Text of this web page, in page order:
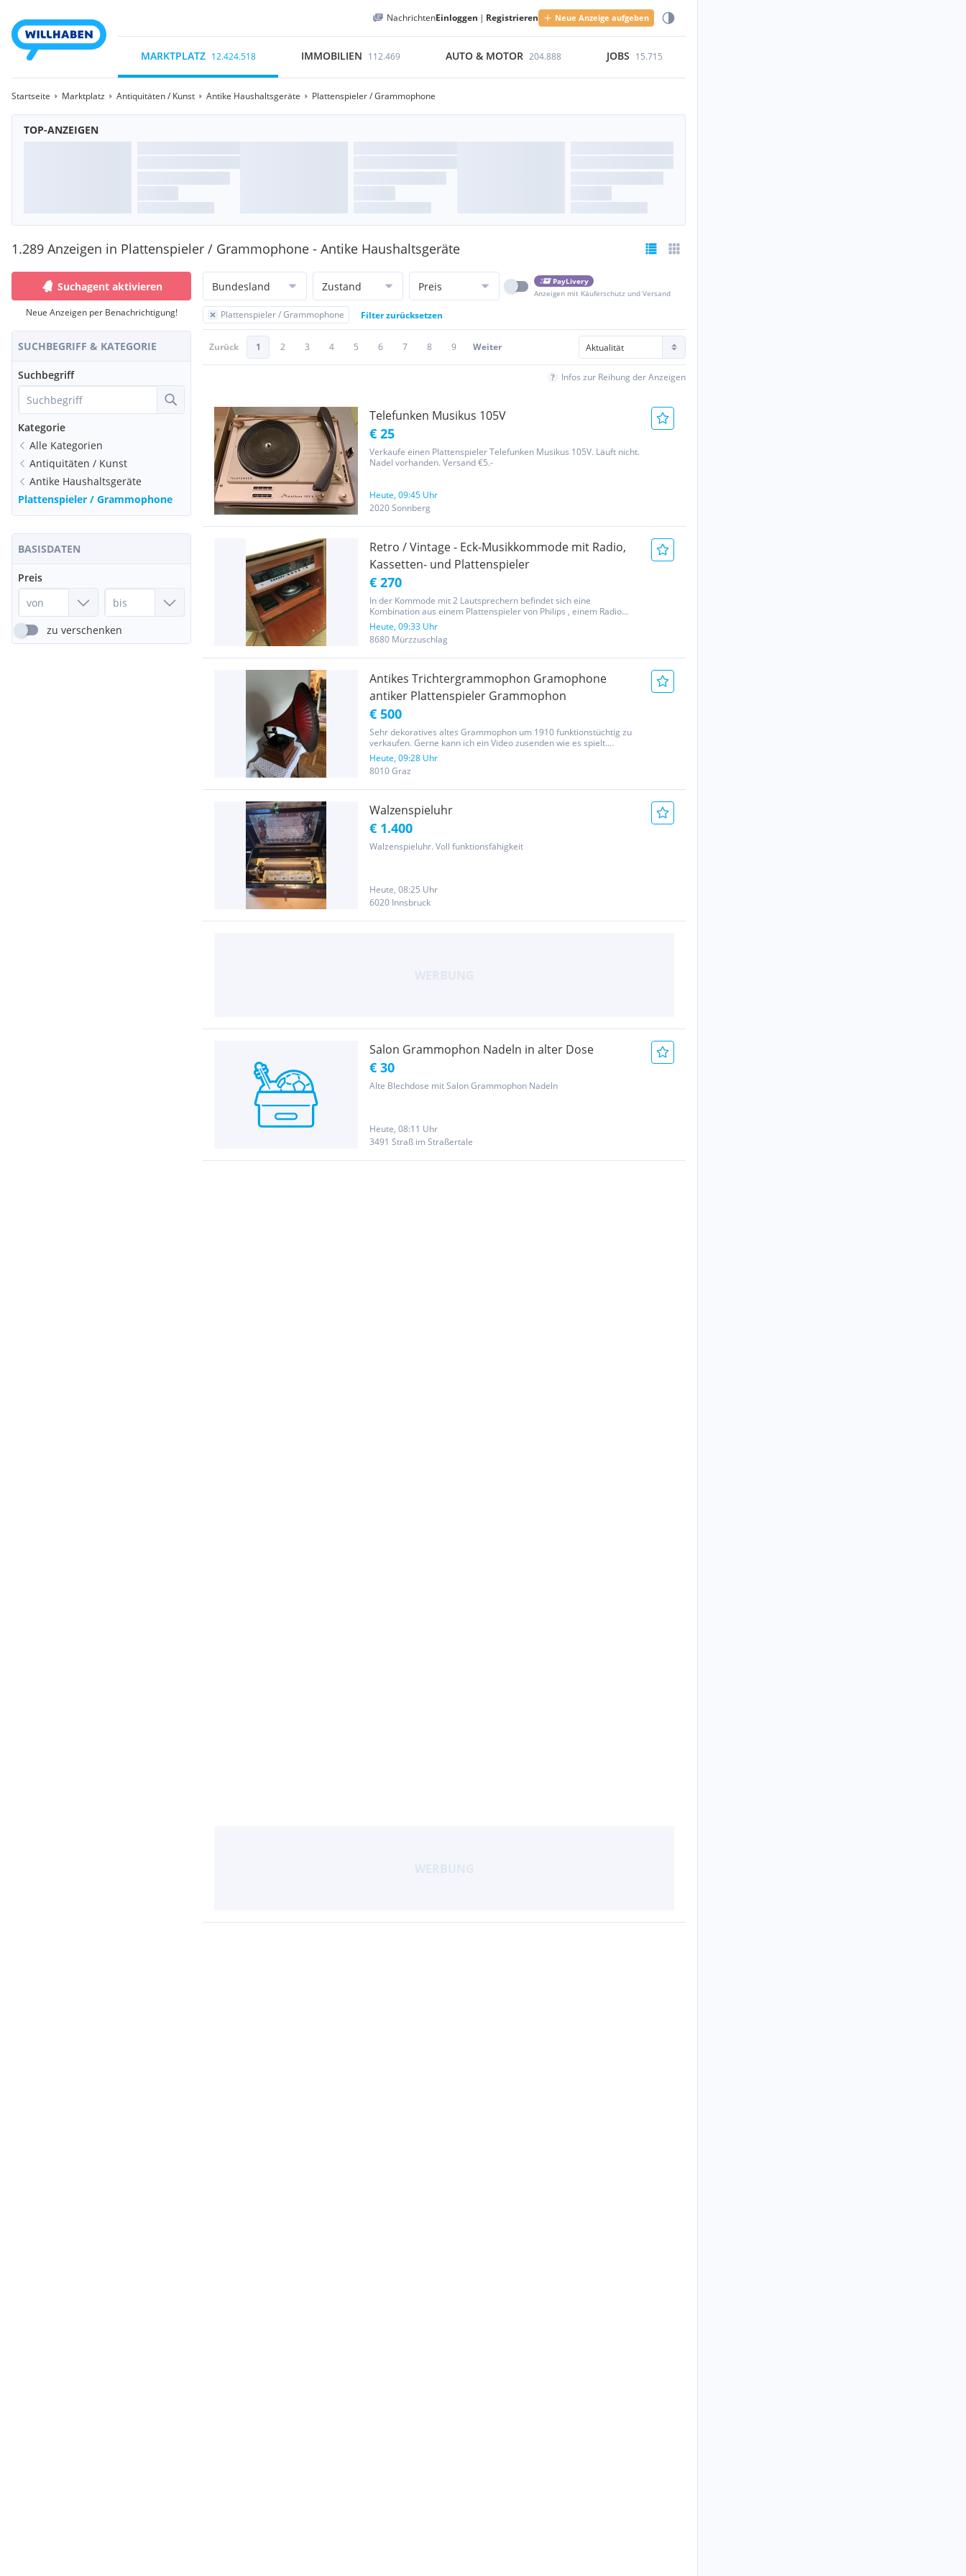
NachrichtenEinloggen | Registrieren Neue Anzeige aufgeben
MARKTPLATZ 12.424.518 IMMOBILIEN 112.469 AUTO & MOTOR 204.888 JOBS 15.715
Startseite Marktplatz Antiquitäten / Kunst Antike Haushaltsgeräte Plattenspieler / Grammophone
TOP-ANZEIGEN
1.289 Anzeigen in Plattenspieler / Grammophone - Antike Haushaltsgeräte
Suchagent aktivieren
Neue Anzeigen per Benachrichtigung!
SUCHBEGRIFF & KATEGORIE
Suchbegriff
Kategorie
Alle Kategorien
Antiquitäten / Kunst
Antike Haushaltsgeräte
Plattenspieler / Grammophone
BASISDATEN
Preis
zu verschenken
Bundesland Zustand Preis
PayLivery
Anzeigen mit Käuferschutz und Versand
Plattenspieler / Grammophone Filter zurücksetzen
Zurück 1 2 3 4 5 6 7 8 9 Weiter
Infos zur Reihung der Anzeigen
Telefunken Musikus 105V
€ 25
Verkaufe einen Plattenspieler Telefunken Musikus 105V. Läuft nicht.
Nadel vorhanden. Versand €5.-
Heute, 09:45 Uhr
2020 Sonnberg
Retro / Vintage - Eck-Musikkommode mit Radio,
Kassetten- und Plattenspieler
€ 270
In der Kommode mit 2 Lautsprechern befindet sich eine
Kombination aus einem Plattenspieler von Philips , einem Radio
Quadrosound 4004 von Schneider und einem Kassettenspieler. Das
Fach (Lade) mit Kassetten- und Plattenspieler ist ausziebar. die
obere...
Heute, 09:33 Uhr
8680 Mürzzuschlag
Antikes Trichtergrammophon Gramophone
antiker Plattenspieler Grammophon
€ 500
Sehr dekoratives altes Grammophon um 1910 funktionstüchtig zu
verkaufen. Gerne kann ich ein Video zusenden wie es spielt.
Besichtigung gerne möglich. Es sind auch Schallplatten dabei sowie
Ersatznadeln. Aufkurbeln Schellackplatte auflegen und die...
Heute, 09:28 Uhr
8010 Graz
Walzenspieluhr
€ 1.400
Walzenspieluhr. Voll funktionsfähigkeit
Heute, 08:25 Uhr
6020 Innsbruck
Salon Grammophon Nadeln in alter Dose
€ 30
Alte Blechdose mit Salon Grammophon Nadeln
Heute, 08:11 Uhr
3491 Straß im Straßertale